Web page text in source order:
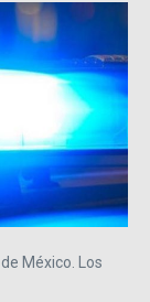
México. Los